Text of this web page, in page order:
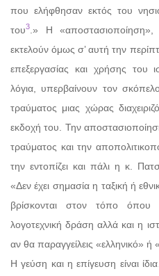
που ελήφθησαν εκτός του
του3 .» Η «αποστασιοποίηση»,
εκτελούν όμως σ’ αυτή την
επεξεργασίας και χρήσης του
λόγια, υπερβαίνουν τον
τραύματος μιας χώρας
εκδοχή του. Την
τραύματος και την
την εντοπίζει και πάλι η κ.
«Δεν έχει σημασία η ταξική ή
βρίσκονται στον τόπο όπου
λογοτεχνική δράση αλλά και η
αν θα παραγγείλεις «ελληνικό»
Η γεύση και η επίγευση είναι